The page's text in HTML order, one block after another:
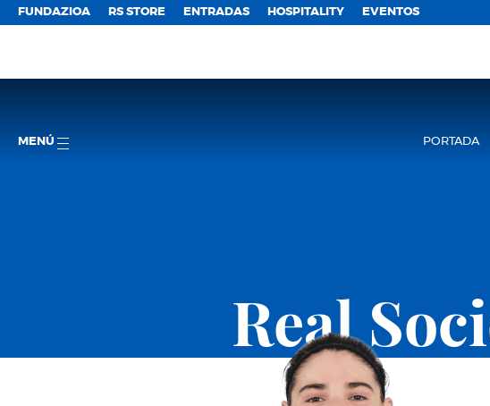
FUNDAZIOA RS STORE ENTRADAS HOSPITALITY EVENTOS
MENÚ PORTADA
Real